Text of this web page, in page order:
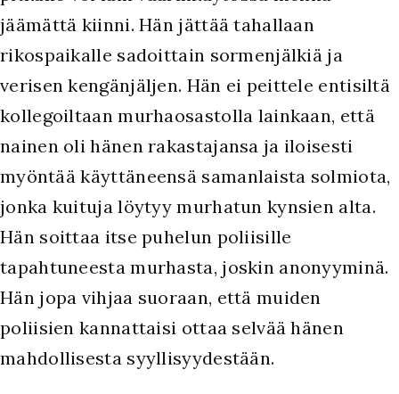
jäämättä kiinni. Hän jättää tahallaan
rikospaikalle sadoittain sormenjälkiä ja
verisen kengänjäljen. Hän ei peittele entisiltä
kollegoiltaan murhaosastolla lainkaan, että
nainen oli hänen rakastajansa ja iloisesti
myöntää käyttäneensä samanlaista solmiota,
jonka kuituja löytyy murhatun kynsien alta.
Hän soittaa itse puhelun poliisille
tapahtuneesta murhasta, joskin anonyyminä.
Hän jopa vihjaa suoraan, että muiden
poliisien kannattaisi ottaa selvää hänen
mahdollisesta syyllisyydestään.